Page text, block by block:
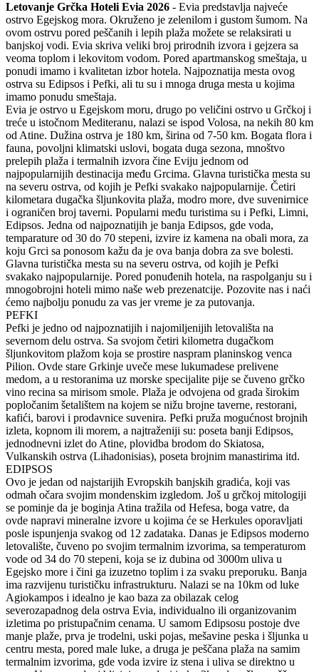
Letovanje Grčka Hoteli Evia 2026 - Evia predstavlja najveće
ostrvo Egejskog mora. Okruženo je zelenilom i gustom šumom. Na
ovom ostrvu pored peščanih i lepih plaža možete se relaksirati u
banjskoj vodi. Evia skriva veliki broj prirodnih izvora i gejzera sa
veoma toplom i lekovitom vodom. Pored apartmanskog smeštaja, u
ponudi imamo i kvalitetan izbor hotela. Najpoznatija mesta ovog
ostrva su Edipsos i Pefki, ali tu su i mnoga druga mesta u kojima
imamo ponudu smeštaja.
Evia je ostrvo u Egejskom moru, drugo po veličini ostrvo u Grčkoj i
treće u istočnom Mediteranu, nalazi se ispod Volosa, na nekih 80 km
od Atine. Dužina ostrva je 180 km, širina od 7-50 km. Bogata flora i
fauna, povoljni klimatski uslovi, bogata duga sezona, mnoštvo
prelepih plaža i termalnih izvora čine Eviju jednom od
najpopularnijih destinacija među Grcima. Glavna turistička mesta su
na severu ostrva, od kojih je Pefki svakako najpopularnije. Četiri
kilometara dugačka šljunkovita plaža, modro more, dve suvenirnice
i ograničen broj taverni. Popularni među turistima su i Pefki, Limni,
Edipsos. Jedna od najpoznatijih je banja Edipsos, gde voda,
temparature od 30 do 70 stepeni, izvire iz kamena na obali mora, za
koju Grci sa ponosom kažu da je ova banja dobra za sve bolesti.
Glavna turistička mesta su na severu ostrva, od kojih je Pefki
svakako najpopularnije. Pored ponuđenih hotela, na raspolganju su i
mnogobrojni hoteli mimo naše web prezenatcije. Pozovite nas i naći
ćemo najbolju ponudu za vas jer vreme je za putovanja.
PEFKI
Pefki je jedno od najpoznatijih i najomiljenijih letovališta na
severnom delu ostrva. Sa svojom četiri kilometra dugačkom
šljunkovitom plažom koja se prostire naspram planinskog venca
Pilion. Ovde stare Grkinje uveče mese lukumadese prelivene
medom, a u restoranima uz morske specijalite pije se čuveno grčko
vino recina sa mirisom smole. Plaža je odvojena od grada širokim
popločanim šetalištem na kojem se nižu brojne taverne, restorani,
kafići, barovi i prodavnice suvenira. Pefki pruža mogućnost brojnih
izleta, kopnom ili morem, a najtraženiji su: poseta banji Edipsos,
jednodnevni izlet do Atine, plovidba brodom do Skiatosa,
Vulkanskih ostrva (Lihadonisias), poseta brojnim manastirima itd.
EDIPSOS
Ovo je jedan od najstarijih Evropskih banjskih gradića, koji vas
odmah očara svojim mondenskim izgledom. Još u grčkoj mitologiji
se pominje da je boginja Atina tražila od Hefesa, boga vatre, da
ovde napravi mineralne izvore u kojima će se Herkules oporavljati
posle ispunjenja svakog od 12 zadataka. Danas je Edipsos moderno
letovalište, čuveno po svojim termalnim izvorima, sa temperaturom
vode od 34 do 70 stepeni, koja se iz dubina od 3000m uliva u
Egejsko more i čini ga izuzetno toplim i za svaku preporuku. Banja
ima razvijenu turističku infrastrukturu. Nalazi se na 10km od luke
Agiokampos i idealno je kao baza za obilazak celog
severozapadnog dela ostrva Evia, individualno ili organizovanim
izletima po pristupačnim cenama. U samom Edipsosu postoje dve
manje plaže, prva je trodelni, uski pojas, mešavine peska i šljunka u
centru mesta, pored male luke, a druga je peščana plaža na samim
termalnim izvorima, gde voda izvire iz stena i uliva se direktno u